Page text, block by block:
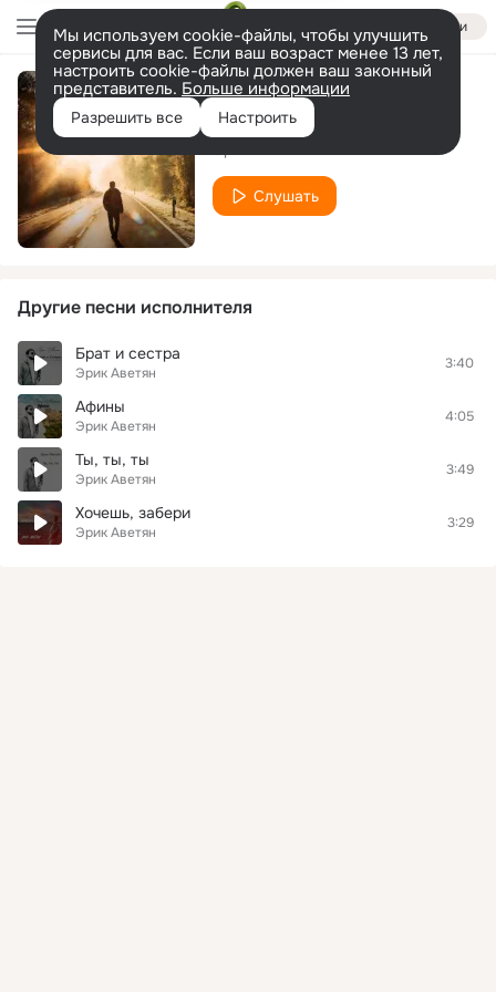
Войти
Мы используем cookie-файлы, чтобы улучшить
сервисы для вас. Если ваш возраст менее 13 лет,
настроить cookie-файлы должен ваш законный
представитель. Больше информации
Разрешить все Настроить
Мой путь
Слушать
Другие песни исполнителя
Брат и сестра
Эрик Аветян
3:40
Афины
Эрик Аветян
4:05
Ты, ты, ты
Эрик Аветян
3:49
Хочешь, забери
Эрик Аветян
3:29